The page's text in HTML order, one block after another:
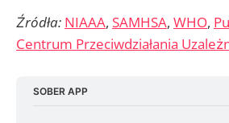
Źródła: NIAAA, SAMHSA, WHO,
Centrum Przeciwdziałania
SOBER APP